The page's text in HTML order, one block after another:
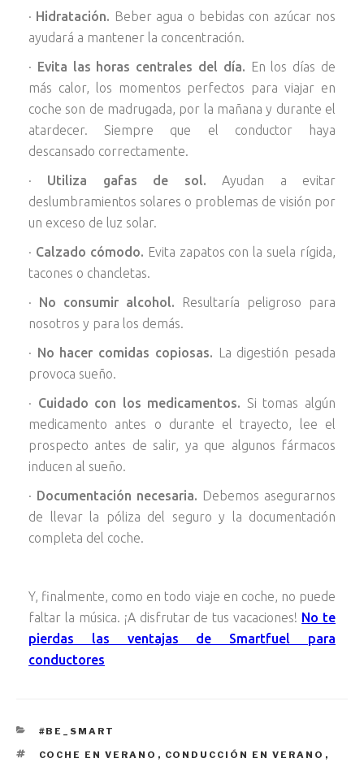
· Hidratación. Beber agua o bebidas con azúcar nos
ayudará a mantener la concentración.
·
Evita las horas centrales del día. En los días de
más calor, los momentos perfectos para viajar en
coche son de madrugada, por la mañana y durante el
atardecer. Siempre que el conductor haya
descansado correctamente.
· Utiliza gafas de sol. Ayudan a evitar
deslumbramientos solares o problemas de visión por
un exceso de luz solar.
· Calzado cómodo. Evita zapatos con la suela rígida,
tacones o chancletas.
·
No consumir alcohol. Resultaría peligroso para
nosotros y para los demás.
·
No hacer comidas copiosas. La digestión pesada
provoca sueño.
· Cuidado con los medicamentos. Si tomas algún
medicamento antes o durante el trayecto, lee el
prospecto antes de salir, ya que algunos fármacos
inducen al sueño.
· Documentación necesaria. Debemos asegurarnos
de llevar la póliza del seguro y la documentación
completa del coche.
Y, finalmente, como en todo viaje en coche, no puede
faltar la música. ¡A disfrutar de tus vacaciones! No te
pierdas las ventajas de Smartfuel para
conductores
CATEGORÍAS
#BE_SMART
ETIQUETAS
COCHE EN VERANO , CONDUCCIÓN EN VERANO ,